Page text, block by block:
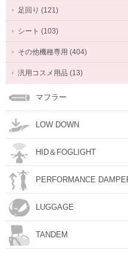
足回り (121)
シート (103)
その他機種専用 (404)
汎用コスメ用品 (13)
マフラー
LOW DOWN
HID＆FOGLIGHT
PERFORMANCE
LUGGAGE
TANDEM